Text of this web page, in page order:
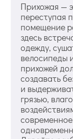
Прихожая —
переступая
помещение
здесь
одежду,
велосипеды
прихожей
создавать
и
грязью,